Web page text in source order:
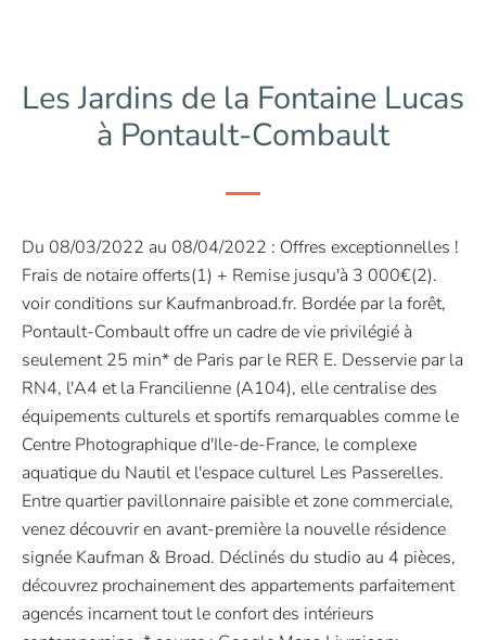
Les Jardins de la Fontaine Lucas
à Pontault-Combault
Du 08/03/2022 au 08/04/2022 : Offres exceptionnelles !
Frais de notaire offerts(1) + Remise jusqu'à 3 000€(2).
voir conditions sur Kaufmanbroad.fr. Bordée par la forêt,
Pontault-Combault offre un cadre de vie privilégié à
seulement 25 min* de Paris par le RER E. Desservie par la
RN4, l'A4 et la Francilienne (A104), elle centralise des
équipements culturels et sportifs remarquables comme le
Centre Photographique d'Ile-de-France, le complexe
aquatique du Nautil et l'espace culturel Les Passerelles.
Entre quartier pavillonnaire paisible et zone commerciale,
venez découvrir en avant-première la nouvelle résidence
signée Kaufman & Broad. Déclinés du studio au 4 pièces,
découvrez prochainement des appartements parfaitement
agencés incarnent tout le confort des intérieurs